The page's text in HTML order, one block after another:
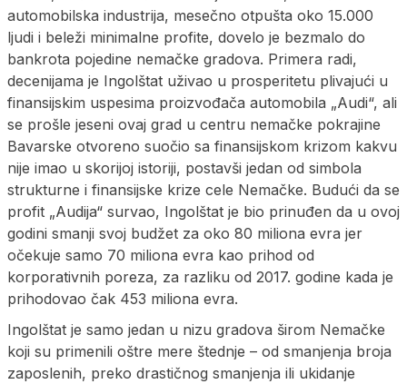
automobilska industrija, mesečno otpušta oko 15.000
ljudi i beleži minimalne profite, dovelo je bezmalo do
bankrota pojedine nemačke gradova. Primera radi,
decenijama je Ingolštat uživao u prosperitetu plivajući u
finansijskim uspesima proizvođača automobila „Audi“, ali
se prošle jeseni ovaj grad u centru nemačke pokrajine
Bavarske otvoreno suočio sa finansijskom krizom kakvu
nije imao u skorijoj istoriji, postavši jedan od simbola
strukturne i finansijske krize cele Nemačke. Budući da se
profit „Audija“ survao, Ingolštat je bio prinuđen da u ovoj
godini smanji svoj budžet za oko 80 miliona evra jer
očekuje samo 70 miliona evra kao prihod od
korporativnih poreza, za razliku od 2017. godine kada je
prihodovao čak 453 miliona evra.
Ingolštat je samo jedan u nizu gradova širom Nemačke
koji su primenili oštre mere štednje – od smanjenja broja
zaposlenih, preko drastičnog smanjenja ili ukidanje